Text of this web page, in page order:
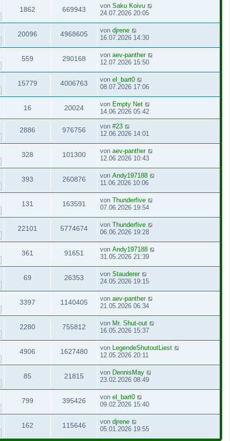
1862 669943 von Saku Koivu
24.07.2026 20:05
20096 4968605 von djrene
16.07.2026 14:30
559 290168 von aev-panther
12.07.2026 15:50
15779 4006763 von el_bart0
08.07.2026 17:06
16 20024 von Empty Net
14.06.2026 05:42
2886 976756 von #23
12.06.2026 14:01
328 101300 von aev-panther
12.06.2026 10:43
393 260876 von Andy197188
11.06.2026 10:06
131 163591 von Thunderfive
07.06.2026 19:54
22101 5774674 von Thunderfive
06.06.2026 19:28
361 91651 von Andy197188
31.05.2026 21:39
69 26353 von Stauderer
24.05.2026 19:15
3397 1140405 von aev-panther
21.05.2026 06:34
2280 755812 von Mr. Shut-out
16.05.2026 15:37
4906 1627480 von LegendeShutoutLiest
12.05.2026 20:11
85 21815 von DennisMay
23.02.2026 08:49
799 395426 von el_bart0
09.02.2026 15:40
162 115646 von djrene
05.01.2026 19:55